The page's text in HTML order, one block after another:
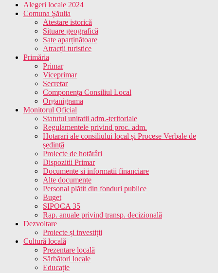
Alegeri locale 2024
Comuna Şăulia
Atestare istorică
Situare geografică
Sate aparținătoare
Atracții turistice
Primăria
Primar
Viceprimar
Secretar
Componența Consiliul Local
Organigrama
Monitorul Oficial
Statutul unitatii adm.-teritoriale
Regulamentele privind proc. adm.
Hotarari ale consiliului local și Procese Verbale de
ședință
Proiecte de hotărâri
Dispozitii Primar
Documente si informatii financiare
Alte documente
Personal plătit din fonduri publice
Buget
SIPOCA 35
Rap. anuale privind transp. decizională
Dezvoltare
Proiecte și investiții
Cultură locală
Prezentare locală
Sărbători locale
Educație